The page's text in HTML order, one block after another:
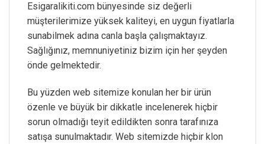
Esigaralikiti.com bünyesinde siz değerli
müşterilerimize yüksek kaliteyi, en uygun fiyatlarla
sunabilmek adına canla başla çalışmaktayız.
Sağlığınız, memnuniyetiniz bizim için her şeyden
önde gelmektedir.
Bu yüzden web sitemize konulan her bir ürün
özenle ve büyük bir dikkatle incelenerek hiçbir
sorun olmadığı teyit edildikten sonra tarafınıza
satışa sunulmaktadır. Web sitemizde hiçbir klon